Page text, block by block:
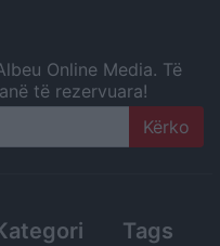
Online Media. Të
të rezervuara!
Tags